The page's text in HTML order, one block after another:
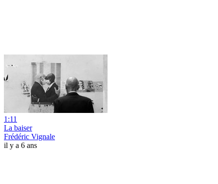
1:11
La baiser
Frédéric Vignale
il y a 6 ans